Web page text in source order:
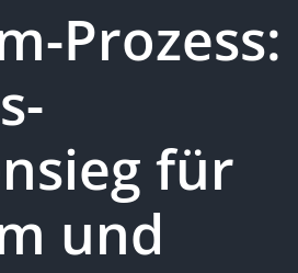
Prozess:
für
und